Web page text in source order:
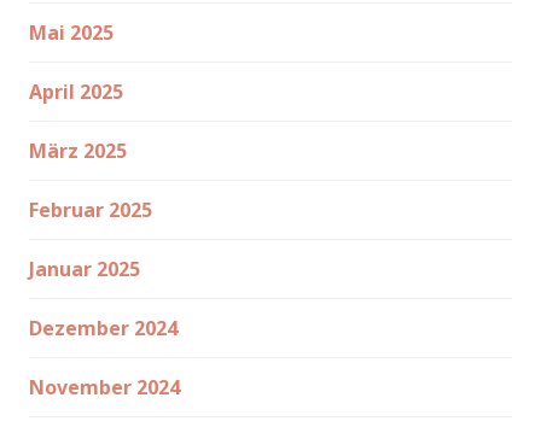
Mai 2025
April 2025
März 2025
Februar 2025
Januar 2025
Dezember 2024
November 2024